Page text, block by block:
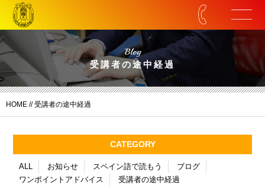
Blog
受講者の途中経過
HOME //受講者の途中経過
CATEGORY
ALL お知らせ スペイン語で読もう
ブログ
ワンポイントアドバイス
受講者の途中経過